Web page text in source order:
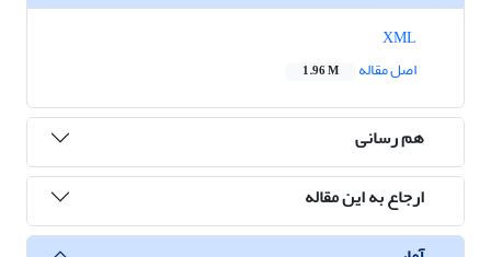
اصل مقاله
1.96 M
هم رسانی
ارجاع به این مقاله